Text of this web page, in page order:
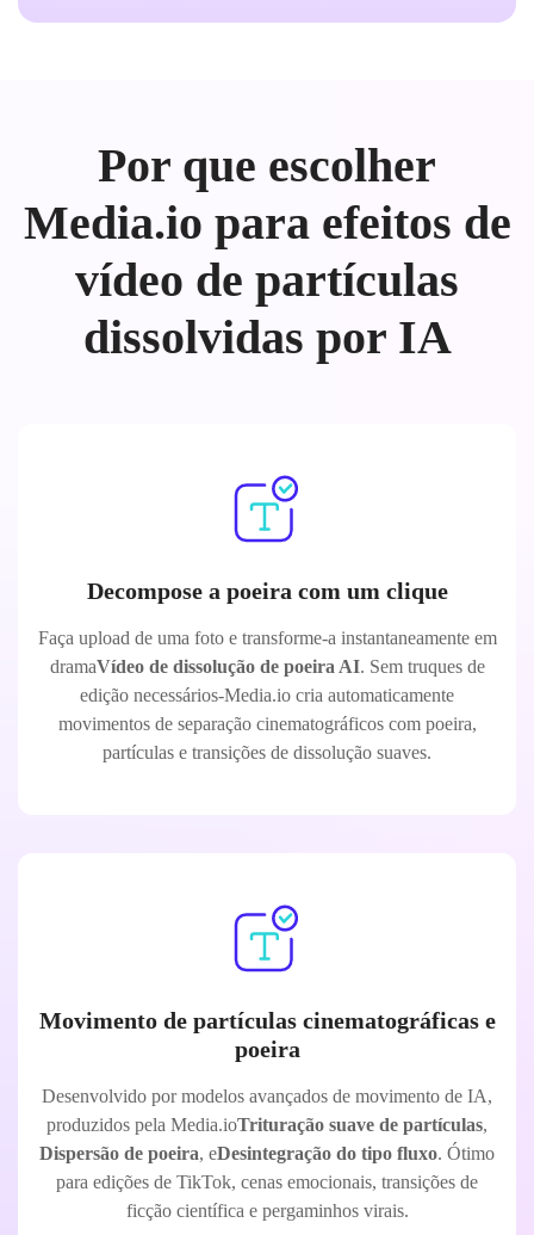
Por que escolher
Media.io para efeitos de
vídeo de partículas
dissolvidas por IA
Decompose a poeira com um clique
Faça upload de uma foto e transforme-a instantaneamente em
dramaVídeo de dissolução de poeira AI. Sem truques de
edição necessários-Media.io cria automaticamente
movimentos de separação cinematográficos com poeira,
partículas e transições de dissolução suaves.
Movimento de partículas cinematográficas e
poeira
Desenvolvido por modelos avançados de movimento de IA,
produzidos pela Media.ioTrituração suave de partículas,
Dispersão de poeira, eDesintegração do tipo fluxo. Ótimo
para edições de TikTok, cenas emocionais, transições de
ficção científica e pergaminhos virais.